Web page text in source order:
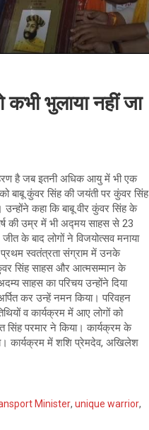
भुलाया नहीं जा
है जब इतनी अधिक आयु में भी एक
बाबू कुंवर सिंह की जयंती पर कुंवर सिंह
कहा कि बाबू वीर कुंवर सिंह के
की उम्र में भी अद्मय साहस से 23
के बाद लोगों ने विजयोत्सव मनाया
स्वतंत्रता संग्राम में उनके
सिंह साहस और आत्मसम्मान के
साहस का परिचय उन्होंने दिया
कर उन्हें नमन किया। परिवहन
व कार्यक्रम में आए लोगों को
सिंह परमार ने किया। कार्यक्रम के
कार्यक्रम में शशि प्रेमदेव, अखिलेश
Minister, unique warrior,